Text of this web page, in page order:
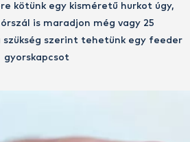
kötünk egy kisméretű hurkot úgy,
is maradjon még vagy 25
szerint tehetünk egy feeder
gyorskapcsot